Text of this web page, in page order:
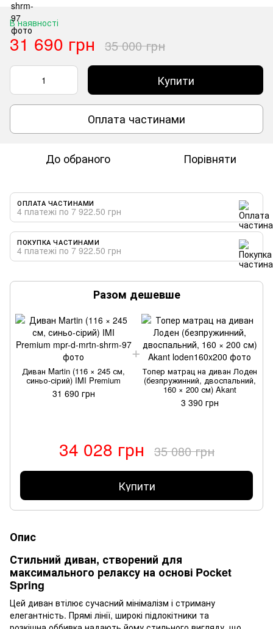
В наявності
31 690 грн 35 000 грн
Купити
Оплата частинами
До обраного Порівняти
ОПЛАТА ЧАСТИНАМИ
4 платежі по 7 922.50 грн
ПОКУПКА ЧАСТИНАМИ
4 платежі по 7 922.50 грн
Разом дешевше
Диван Martin (116 × 245 см,
синьо-сірий) IMI Premium
31 690 грн
Топер матрац на диван Лоден
(безпружинний, двоспальний,
160 × 200 см) Akant
3 390 грн
34 028 грн 35 080 грн
Купити
Опис
Стильний диван, створений для
максимального релаксу на основі Pocket
Spring
Цей диван втілює сучасний мінімалізм і стриману
елегантність. Прямі лінії, широкі підлокітники та